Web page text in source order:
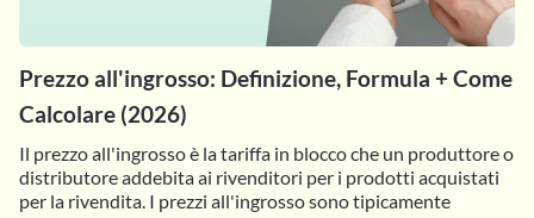
Prezzo all'ingrosso: Definizione, Formula + Come
Calcolare (2026)
Il prezzo all'ingrosso è la tariffa in blocco che un produttore o
distributore addebita ai rivenditori per i prodotti acquistati
per la rivendita. I prezzi all'ingrosso sono tipicamente